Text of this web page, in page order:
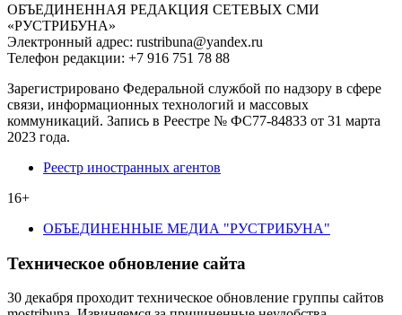
ОБЪЕДИНЕННАЯ РЕДАКЦИЯ СЕТЕВЫХ СМИ
«РУСТРИБУНА»
Электронный адрес: rustribuna@yandex.ru
Телефон редакции: +7 916 751 78 88
Зарегистрировано Федеральной службой по надзору в сфере
связи, информационных технологий и массовых
коммуникаций. Запись в Реестре № ФС77-84833 от 31 марта
2023 года.
Реестр иностранных агентов
16+
ОБЪЕДИНЕННЫЕ МЕДИА "РУСТРИБУНА"
Техническое обновление сайта
30 декабря проходит техническое обновление группы сайтов